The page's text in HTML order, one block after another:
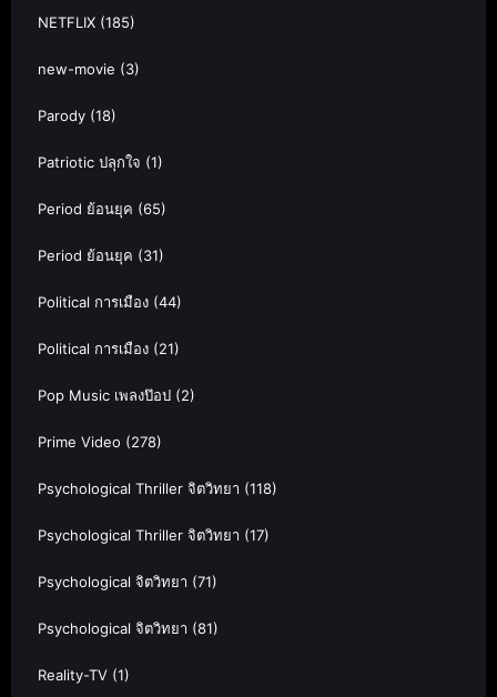
NETFLIX (185)
new-movie (3)
Parody (18)
Patriotic ปลุกใจ (1)
Period ย้อนยุค (65)
Period ย้อนยุค (31)
Political การเมือง (44)
Political การเมือง (21)
Pop Music เพลงป๊อป (2)
Prime Video (278)
Psychological Thriller จิตวิทยา (118)
Psychological Thriller จิตวิทยา (17)
Psychological จิตวิทยา (71)
Psychological จิตวิทยา (81)
Reality-TV (1)